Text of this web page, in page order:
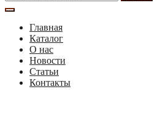
Главная
Каталог
О нас
Новости
Статьи
Контакты